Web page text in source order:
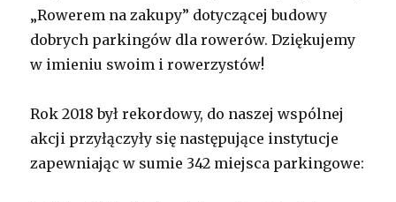
„Rowerem na zakupy” dotyczącej budowy
dobrych parkingów dla rowerów. Dziękujemy
w imieniu swoim i rowerzystów!
Rok 2018 był rekordowy, do naszej wspólnej
akcji przyłączyły się następujące instytucje
zapewniając w sumie 342 miejsca parkingowe: